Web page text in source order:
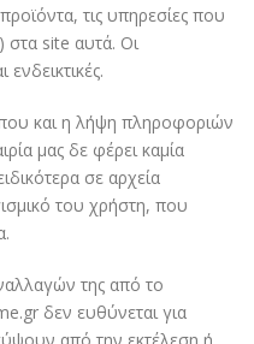
τις υπηρεσίες που
στα site αυτά. Οι
και η λήψη πληροφοριών
μας δε φέρει καμία
σε αρχεία
του χρήστη, που
της από το
δεν ευθύνεται για
από την εκτέλεση ή